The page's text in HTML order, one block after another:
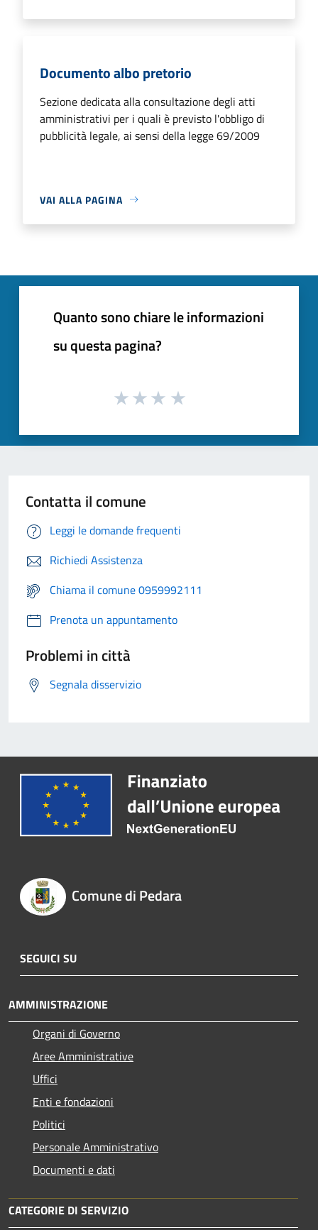
Documento albo pretorio
Sezione dedicata alla consultazione degli atti
amministrativi per i quali è previsto l'obbligo di
pubblicità legale, ai sensi della legge 69/2009
VAI ALLA PAGINA
Quanto sono chiare le informazioni
su questa pagina?
Contatta il comune
Leggi le domande frequenti
Richiedi Assistenza
Chiama il comune 0959992111
Prenota un appuntamento
Problemi in città
Segnala disservizio
Comune di Pedara
SEGUICI SU
AMMINISTRAZIONE
Organi di Governo
Aree Amministrative
Uffici
Enti e fondazioni
Politici
Personale Amministrativo
Documenti e dati
CATEGORIE DI SERVIZIO